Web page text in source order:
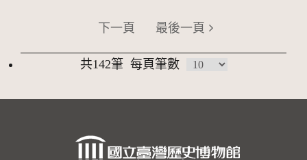
下一頁 最後一頁
共142筆 每頁筆數